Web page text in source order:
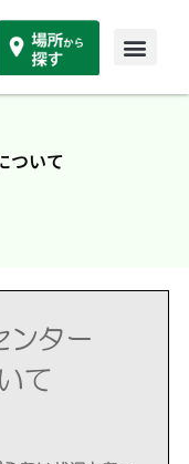
ついて